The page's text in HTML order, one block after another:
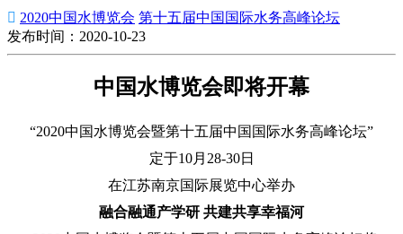
 2020中国水博览会 第十五届中国国际水务高峰论坛
发布时间：2020-10-23
中国水博览会即将开幕
“2020中国水博览会暨第十五届中国国际水务高峰论坛”
定于10月28-30日
在江苏南京国际展览中心举办
融合融通产学研 共建共享幸福河